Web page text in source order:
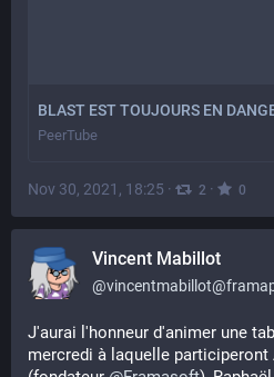
BLAST EST TOUJOURS EN
PeerTube
Nov 30, 2021, 18:25 · 2 · 0
Vincent Mabillot
@
J'aurai l'honneur d'animer une
mercredi à laquelle participeront